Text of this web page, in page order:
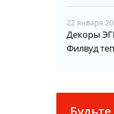
22 января
Декоры
Филвуд